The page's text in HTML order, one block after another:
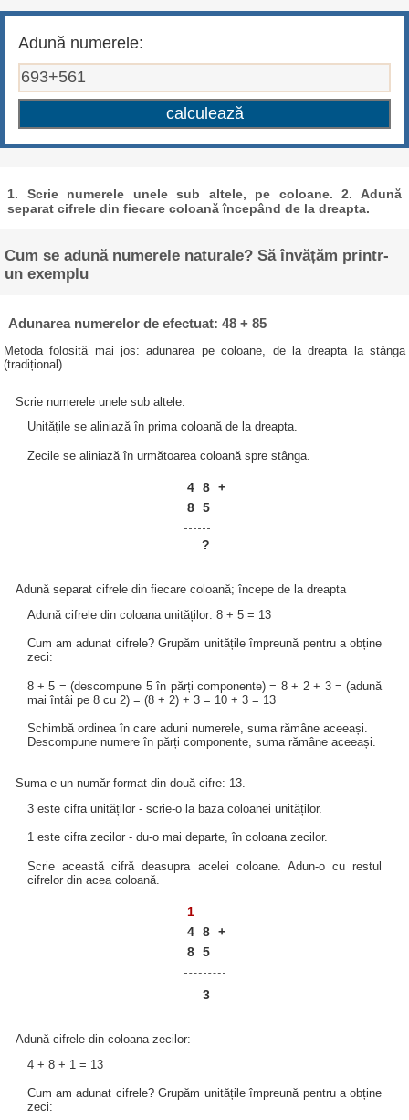
Adună numerele:
1. Scrie numerele unele sub altele, pe coloane. 2. Adună
separat cifrele din fiecare coloană începând de la dreapta.
Cum se adună numerele naturale? Să învățăm printr-
un exemplu
Adunarea numerelor de efectuat: 48 + 85
Metoda folosită mai jos: adunarea pe coloane, de la dreapta la stânga
(tradițional)
Scrie numerele unele sub altele.
Unitățile se aliniază în prima coloană de la dreapta.
Zecile se aliniază în următoarea coloană spre stânga.
4 8 +
8 5
?
Adună separat cifrele din fiecare coloană; începe de la dreapta
Adună cifrele din coloana unităților: 8 + 5 = 13
Cum am adunat cifrele? Grupăm unitățile împreună pentru a obține
zeci:
8 + 5 = (descompune 5 în părți componente) = 8 + 2 + 3 = (adună
mai întâi pe 8 cu 2) = (8 + 2) + 3 = 10 + 3 = 13
Schimbă ordinea în care aduni numerele, suma rămâne aceeași.
Descompune numere în părți componente, suma rămâne aceeași.
Suma e un număr format din două cifre: 13.
3 este cifra unităților - scrie-o la baza coloanei unităților.
1 este cifra zecilor - du-o mai departe, în coloana zecilor.
Scrie această cifră deasupra acelei coloane. Adun-o cu restul
cifrelor din acea coloană.
1
4 8 +
8 5
3
Adună cifrele din coloana zecilor:
4 + 8 + 1 = 13
Cum am adunat cifrele? Grupăm unitățile împreună pentru a obține
zeci: